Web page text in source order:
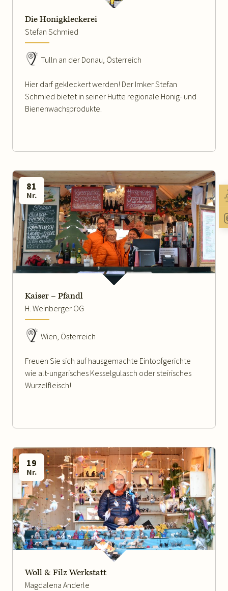
Die Honigkleckerei
Stefan Schmied
Tulln an der Donau, Österreich
Hier darf gekleckert werden! Der Imker Stefan
Schmied bietet in seiner Hütte regionale Honig- und
Bienenwachsprodukte.
WEITERLESEN
81
Nr.
Kaiser – Pfandl
H. Weinberger OG
Wien, Österreich
Freuen Sie sich auf hausgemachte Eintopfgerichte
wie alt-ungarisches Kesselgulasch oder steirisches
Wurzelfleisch!
WEITERLESEN
19
Nr.
Woll & Filz Werkstatt
Magdalena Anderle